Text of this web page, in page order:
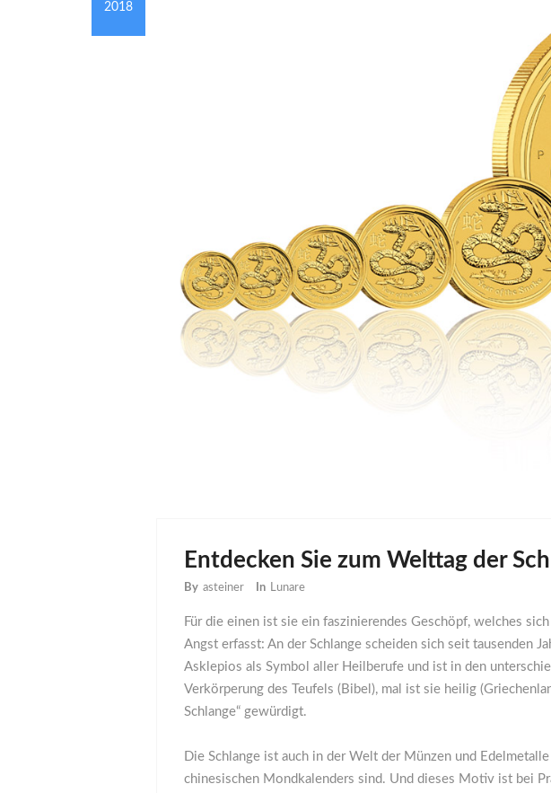
2018
Entdecken Sie zum Welttag der
By asteiner In Lunare
Für die einen ist sie ein faszinierendes Geschöpf, welches
Angst erfasst: An der Schlange scheiden sich seit tausenden
Asklepios als Symbol aller Heilberufe und ist in den
Verkörperung des Teufels (Bibel), mal ist sie heilig
Schlange“ gewürdigt.
Die Schlange ist auch in der Welt der Münzen und
chinesischen Mondkalenders sind. Und dieses Motiv ist bei